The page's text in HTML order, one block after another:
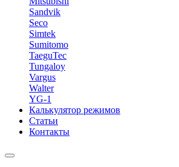
Sandvik
Seco
Simtek
Sumitomo
TaeguTec
Tungaloy
Vargus
Walter
YG-1
Калькулятор режимов
Статьи
Контакты